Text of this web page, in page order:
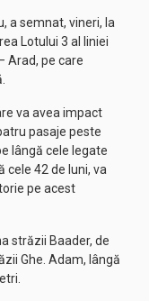
a semnat, vineri, la
Lotului 3 al liniei
Arad, pe care
va avea impact
pasaje peste
lângă cele legate
cele 42 de luni, va
pe acest
străzii Baader, de
Ghe. Adam, lângă